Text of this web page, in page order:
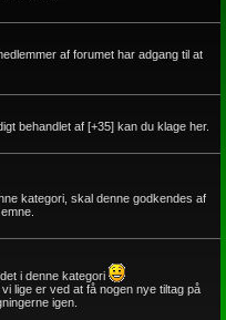
af forumet har adgang til at
behandlet af [+35] kan du klage her.
kategori, skal denne godkendes af
i denne kategori
lige er ved at få nogen nye tiltag på
igen.